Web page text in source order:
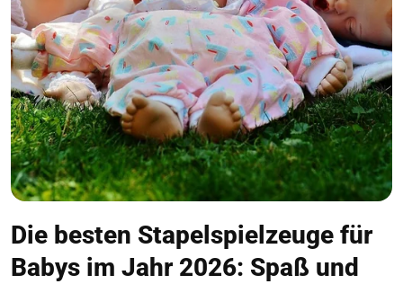
Die besten Stapelspielzeuge für
Babys im Jahr 2026: Spaß und